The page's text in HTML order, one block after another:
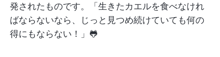
発されたものです。「生きたカエルを食べなけれ
ばならないなら、じっと見つめ続けていても何の
得にもならない！」🐸